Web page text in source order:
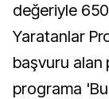
değeriyle
Yaratanlar
başvuru alan
programa